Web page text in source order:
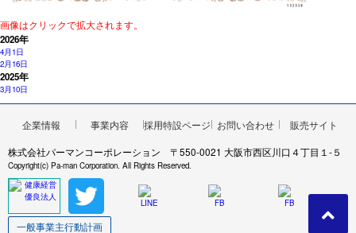
画像はクリックで拡大されます。
2026年
4月1日
2月16日
2025年
3月10日
企業情報 事業内容 採用特設ページ お問い合わせ
販売サイト
株式会社パーマンコーポレーション 〒550-0021 大阪市西区川口４丁目１-５
Copyright(c) Pa-man Corporation. All Rights Reserved.
一般事業主行動計画